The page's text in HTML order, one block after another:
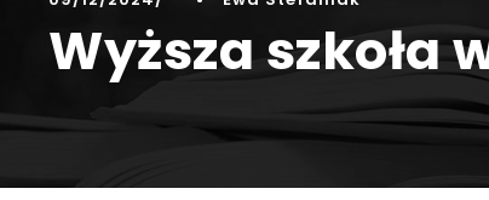
Wyższa szkoła